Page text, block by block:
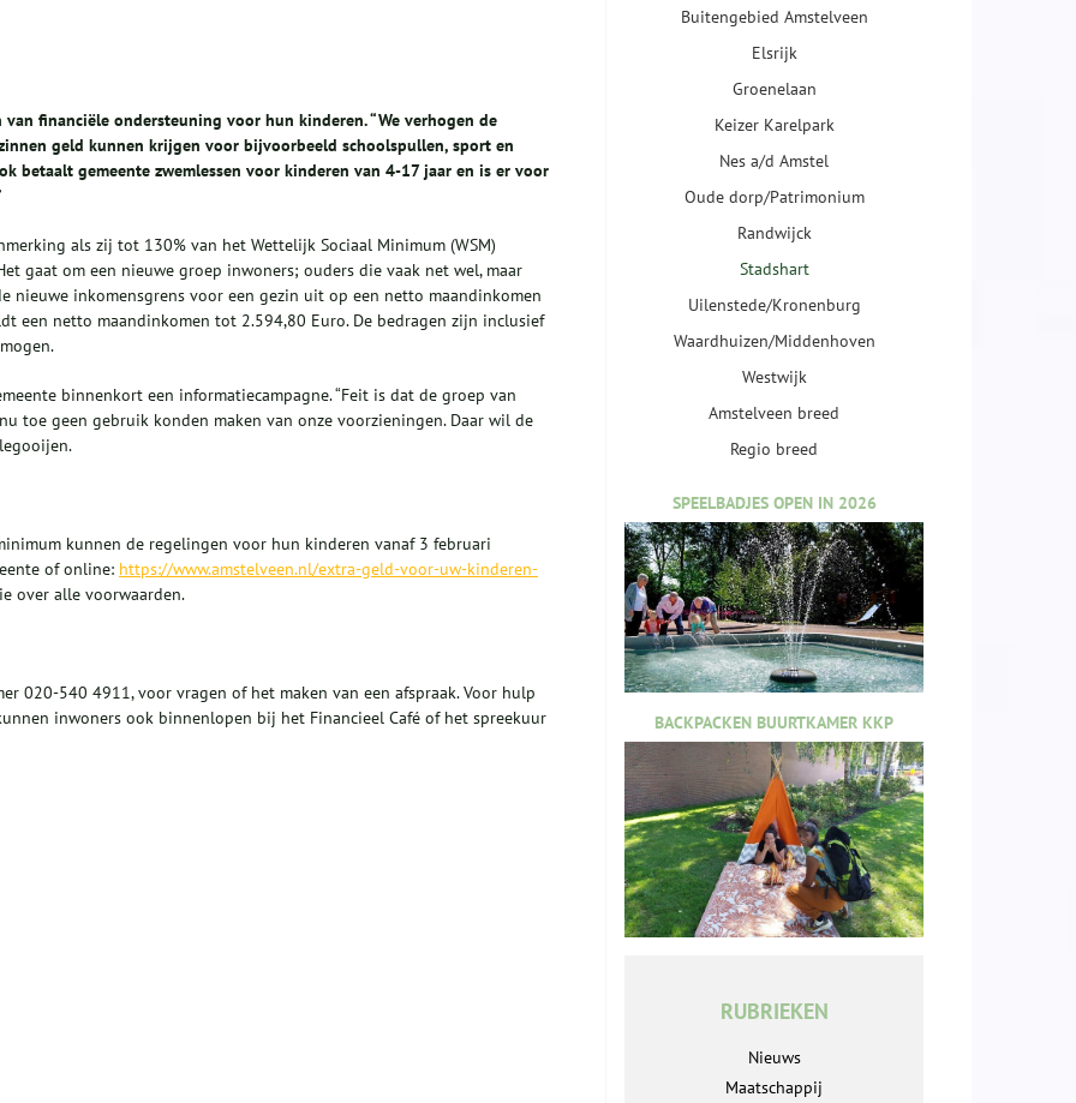
financiële ondersteuning voor hun kinderen. “We verhogen de
geld kunnen krijgen voor bijvoorbeeld schoolspullen, sport en
betaalt gemeente zwemlessen voor kinderen van 4-17 jaar en is er voor
als zij tot 130% van het Wettelijk Sociaal Minimum (WSM)
gaat om een nieuwe groep inwoners; ouders die vaak net wel, maar
nieuwe inkomensgrens voor een gezin uit op een netto maandinkomen
een netto maandinkomen tot 2.594,80 Euro. De bedragen zijn inclusief
binnenkort een informatiecampagne. “Feit is dat de groep van
toe geen gebruik konden maken van onze voorzieningen. Daar wil de
kunnen de regelingen voor hun kinderen vanaf 3 februari
of online: https://www.amstelveen.nl/extra-geld-voor-uw-kinderen-
over alle voorwaarden.
020-540 4911, voor vragen of het maken van een afspraak. Voor hulp
inwoners ook binnenlopen bij het Financieel Café of het spreekuur
Buitengebied Amstelveen
Elsrijk
Groenelaan
Keizer Karelpark
Nes a/d Amstel
Oude dorp/Patrimonium
Randwijck
Stadshart
Uilenstede/Kronenburg
Waardhuizen/Middenhoven
Westwijk
Amstelveen breed
Regio breed
SPEELBADJES OPEN IN 2026
BACKPACKEN BUURTKAMER KKP
RUBRIEKEN
Nieuws
Maatschappij